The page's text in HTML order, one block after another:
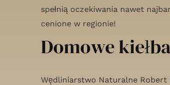
spełnią oczekiwania nawet
cenione w regionie!
Domowe
Wędliniarstwo Naturalne Robert